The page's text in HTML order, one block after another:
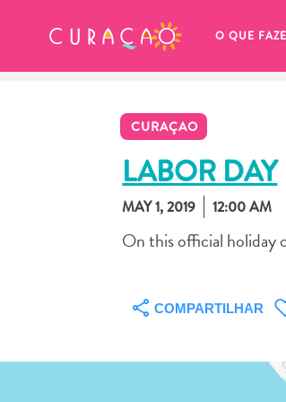
O QUE
CURAÇAO
LABOR DAY
MAY 1, 2019 12:00 AM
On this official holiday
COMPARTILHAR
MEUS FAVORITOS
local favorito.
Sempre que você quiser salvar algo